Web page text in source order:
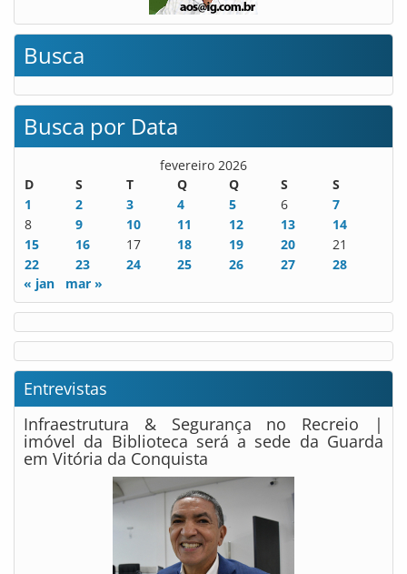
Busca
Busca por Data
fevereiro 2026
D
S T Q Q S
S
1
2 3 4 5 6
7
8
9 10 11 12 13
14
15
16 17 18 19 20
21
22
23 24 25 26 27
28
« jan
mar »
Entrevistas
Infraestrutura & Segurança no Recreio |
imóvel da Biblioteca será a sede da Guarda
em Vitória da Conquista